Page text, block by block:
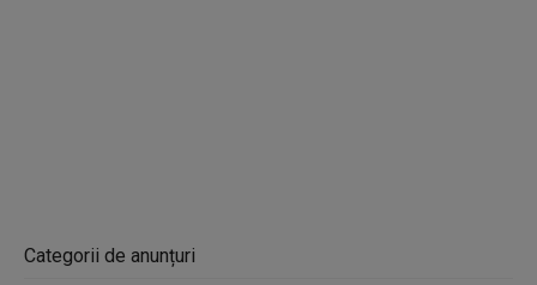
Categorii de anunțuri